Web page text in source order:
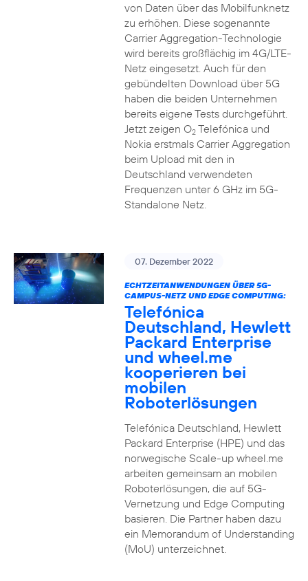
von Daten über das Mobilfunknetz
zu erhöhen. Diese sogenannte
Carrier Aggregation-Technologie
wird bereits großflächig im 4G/LTE-
Netz eingesetzt. Auch für den
gebündelten Download über 5G
haben die beiden Unternehmen
bereits eigene Tests durchgeführt.
Jetzt zeigen O2Telefónica und
Nokia erstmals Carrier Aggregation
beim Upload mit den in
Deutschland verwendeten
Frequenzen unter 6 GHz im 5G-
Standalone Netz.
07. Dezember 2022
ECHTZEITANWENDUNGEN ÜBER 5G-
CAMPUS-NETZ UND EDGE COMPUTING:
Telefónica
Deutschland, Hewlett
Packard Enterprise
und wheel.me
kooperieren bei
mobilen
Roboterlösungen
Telefónica Deutschland, Hewlett
Packard Enterprise (HPE) und das
norwegische Scale-up wheel.me
arbeiten gemeinsam an mobilen
Roboterlösungen, die auf 5G-
Vernetzung und Edge Computing
basieren. Die Partner haben dazu
ein Memorandum of Understanding
(MoU) unterzeichnet.